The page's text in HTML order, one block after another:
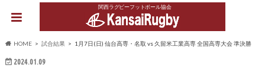
関西ラグビーフットボール協会
HOME 試合結果 1月7日(日) 仙台高専・名取 vs 久留米工業高専 全国高専大会 準決勝
2024.01.09